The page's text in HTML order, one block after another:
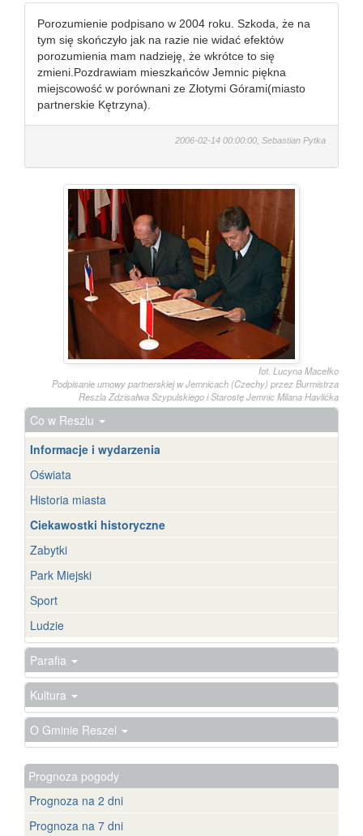
Porozumienie podpisano w 2004 roku. Szkoda, że na
tym się skończyło jak na razie nie widać efektów
porozumienia mam nadzieję, że wkrótce to się
zmieni.Pozdrawiam mieszkańców Jemnic piękna
miejscowość w porównani ze Złotymi Górami(miasto
partnerskie Kętrzyna).
2006-02-14 00:00:00, Sebastian Pytka
fot. Lucyna Macełko
Podpisanie umowy partnerskiej w Jemnicach (Czechy) przez Burmistrza
Reszla Zdzisałwa Szypulskiego i Starostę Jemnic Milana Havlićka
Co w Reszlu
Informacje i wydarzenia
Oświata
Historia miasta
Ciekawostki historyczne
Zabytki
Park Miejski
Sport
Ludzie
Parafia
Kultura
O Gminie Reszel
Prognoza pogody
Prognoza na 2 dni
Prognoza na 7 dni